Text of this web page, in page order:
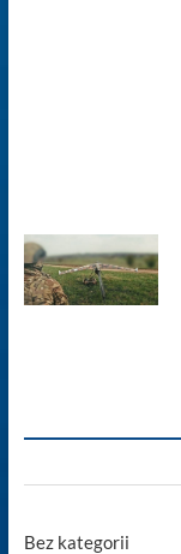
Bez kategorii